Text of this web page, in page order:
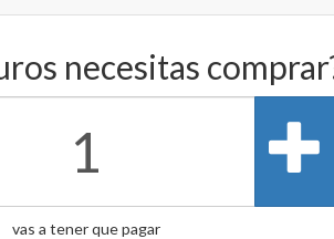
necesitas
vas a tener que pagar